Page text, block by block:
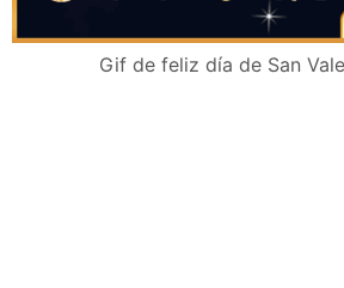
Gif de feliz día de San